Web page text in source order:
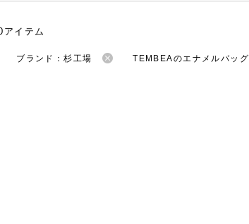
アイテム
ブランド：杉工場 TEMBEAのエナメルバッグ